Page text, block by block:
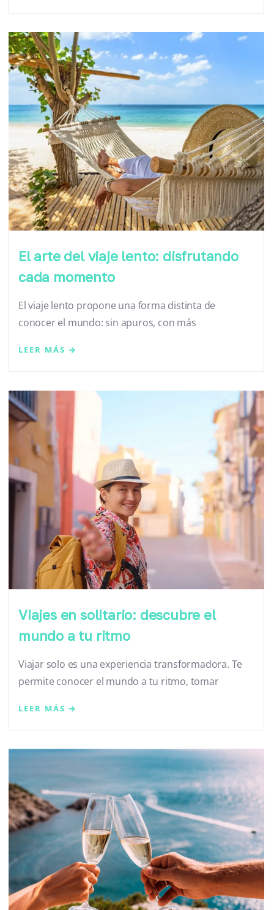
El arte del viaje lento: disfrutando
cada momento
El viaje lento propone una forma distinta de
conocer el mundo: sin apuros, con más
LEER MÁS
Viajes en solitario: descubre el
mundo a tu ritmo
Viajar solo es una experiencia transformadora. Te
permite conocer el mundo a tu ritmo, tomar
LEER MÁS